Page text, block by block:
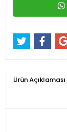
Ürün Açıklaması